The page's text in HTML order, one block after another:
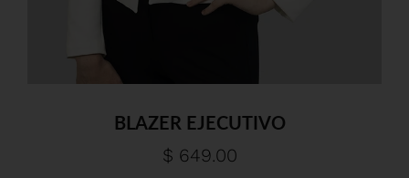
BLAZER EJECUTIVO
$ 649.00